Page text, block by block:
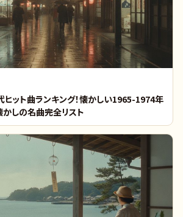
ヒット曲ランキング！懐かしい1965-1974年
しの名曲完全リスト